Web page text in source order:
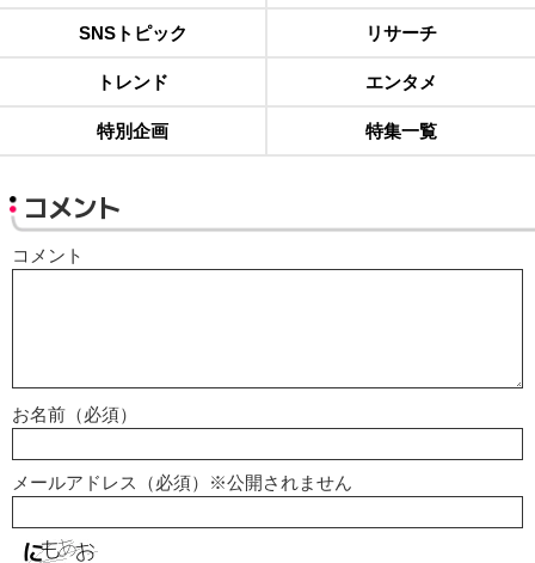
SNSトピック リサーチ
トレンド エンタメ
特別企画 特集一覧
コメント
コメント
お名前（必須）
メールアドレス（必須）※公開されません